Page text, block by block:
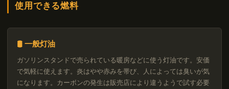
使用できる燃料
🛢 一般灯油
ガソリンスタンドで売られている暖房などに使う灯油です。安価
で気軽に使えます。炎はやや赤みを帯び、人によっては臭いが気
になります。カーボンの発生は販売店により違うようで試す必要